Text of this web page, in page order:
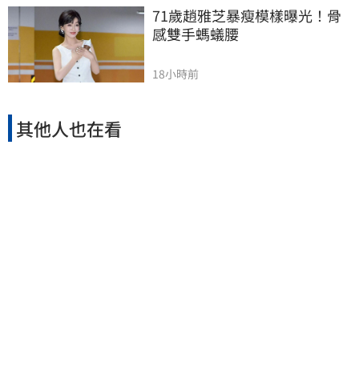
71歲趙雅芝暴瘦模樣曝光！骨
感雙手螞蟻腰
18小時前
其他人也在看